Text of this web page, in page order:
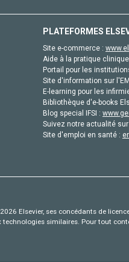
PLATEFORMES
Site e-commerce :
Aide à la pratique
Portail pour les
Site d'information sur
E-learning pour les
Bibliothèque d'e-books
Blog special IFSI :
Suivez notre actualité
Site d'emploi en santé :
Elsevier, ses concédants de
similaires. Pour tout